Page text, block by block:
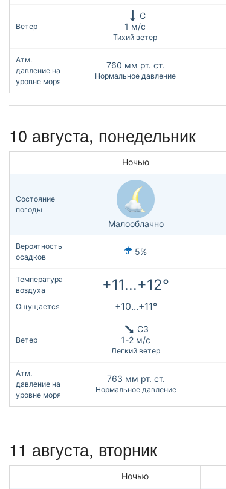
Ветер
С
1 м/с
Тихий ветер
Атм.
давление на
уровне моря
760 мм рт. ст.
Нормальное давление
10 августа, понедельник
Ночью
Состояние
погоды
Малооблачно
Вероятность
осадков
5%
Температура
воздуха
+11...+12°
Ощущается +10...+11°
Ветер
СЗ
1-2 м/с
Легкий ветер
Атм.
давление на
уровне моря
763 мм рт. ст.
Нормальное давление
11 августа, вторник
Ночью